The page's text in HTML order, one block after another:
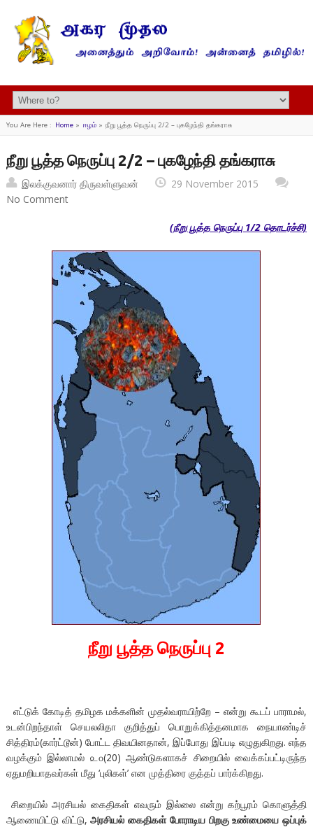
You Are Here : Home» ஈழம்» நீறு பூத்த நெருப்பு 2/2 – புகழேந்தி தங்கராசு
நீறு பூத்த நெருப்பு 2/2 – புகழேந்தி தங்கராசு
இலக்குவனார் திருவள்ளுவன்
29 November 2015
No Comment
(நீறு பூத்த நெருப்பு 1/2 தொடர்ச்சி)
நீறு பூத்த நெருப்பு 2
எட்டுக் கோடித் தமிழக மக்களின் முதல்வராயிற்றே – என்று கூடப் பாராமல்,
உடன்பிறந்தாள் செயலலிதா குறித்துப் பொறுக்கித்தனமாக நையாண்டிச்
சித்திரம்(கார்ட்டூன்) போட்ட திவயினதான், இப்போது இப்படி எழுதுகிறது. எந்த
வழக்கும் இல்லாமல் ௨௦(20) ஆண்டுகளாகச் சிறையில் வைக்கப்பட்டிருந்த
ஏதுமறியாதவர்கள் மீது ‘புலிகள்’ என முத்திரை குத்தப் பார்க்கிறது.
சிறையில் அரசியல் கைதிகள் எவரும் இல்லை என்று கற்பூரம் கொளுத்தி
ஆணையிட்டு விட்டு,அரசியல் கைதிகள் போராடிய பிறகு உண்மையை ஒப்புக்